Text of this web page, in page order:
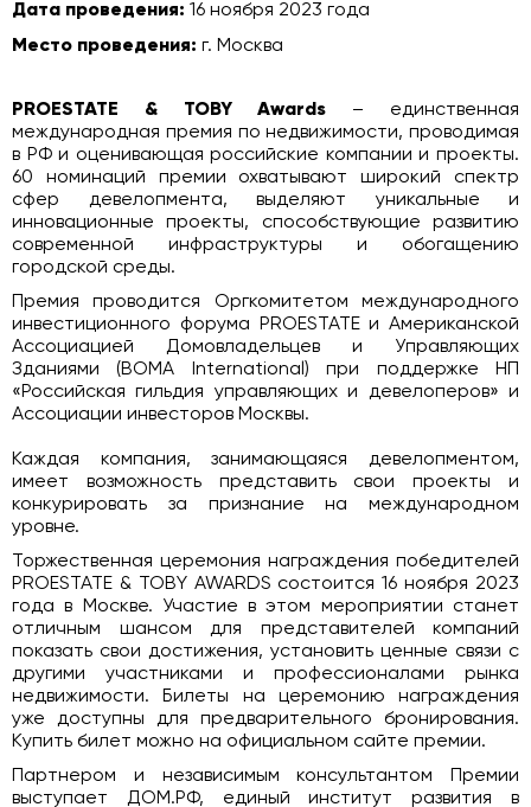
Дата проведения: 16 ноября 2023 года
Место проведения: г. Москва
PROESTATE & TOBY Awards – единственная
международная премия по недвижимости, проводимая
в РФ и оценивающая российские компании и проекты.
60 номинаций премии охватывают широкий спектр
сфер девелопмента, выделяют уникальные и
инновационные проекты, способствующие развитию
современной инфраструктуры и обогащению
городской среды.
Премия проводится Оргкомитетом международного
инвестиционного форума PROESTATE и Американской
Ассоциацией Домовладельцев и Управляющих
Зданиями (BOMA International) при поддержке НП
«Российская гильдия управляющих и девелоперов» и
Ассоциации инвесторов Москвы.
Каждая компания, занимающаяся девелопментом,
имеет возможность представить свои проекты и
конкурировать за признание на международном
уровне.
Торжественная церемония награждения победителей
PROESTATE & TOBY AWARDS состоится 16 ноября 2023
года в Москве. Участие в этом мероприятии станет
отличным шансом для представителей компаний
показать свои достижения, установить ценные связи с
другими участниками и профессионалами рынка
недвижимости. Билеты на церемонию награждения
уже доступны для предварительного бронирования.
Купить билет можно на официальном сайте премии.
Партнером и независимым консультантом Премии
выступает ДОМ.РФ, единый институт развития в